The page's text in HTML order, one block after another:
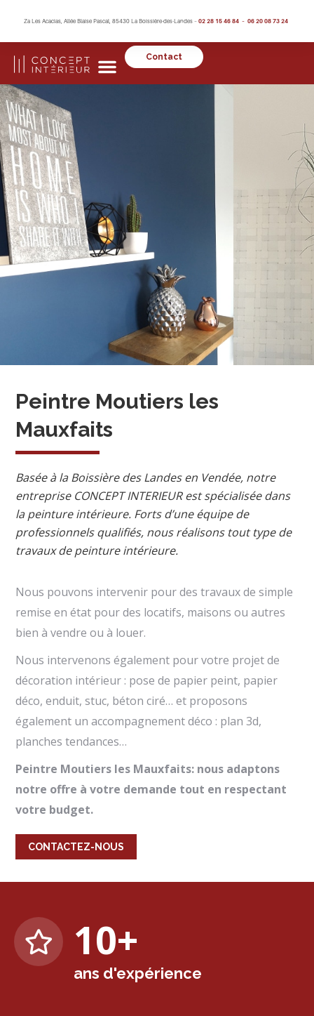
Za Les Acacias, Allée Blaise Pascal, 85430 La Boissière-des-Landes – 02 28 15 46 84 – 06 20 08 73 24
Contact
Peintre Moutiers les
Mauxfaits
Basée à la Boissière des Landes en Vendée, notre
entreprise CONCEPT INTERIEUR est spécialisée dans
la peinture intérieure. Forts d’une équipe de
professionnels qualifiés, nous réalisons tout type de
travaux de peinture intérieure.
Nous pouvons intervenir pour des travaux de simple
remise en état pour des locatifs, maisons ou autres
bien à vendre ou à louer.
Nous intervenons également pour votre projet de
décoration intérieur : pose de papier peint, papier
déco, enduit, stuc, béton ciré… et proposons
également un accompagnement déco : plan 3d,
planches tendances…
Peintre Moutiers les Mauxfaits: nous adaptons
notre offre à votre demande tout en respectant
votre budget.
CONTACTEZ-NOUS
10+
ans d'expérience